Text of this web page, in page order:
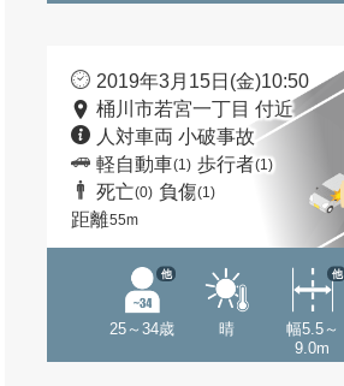
2019年3月15日(金)10:50
桶川市若宮一丁目 付近
人対車両 小破事故
軽自動車(1) 歩行者(1)
死亡(0) 負傷(1)
距離55m
25～34歳
他
晴
幅5.5～
9.0m
他